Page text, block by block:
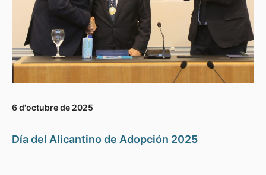
6 d'octubre de 2025
Día del Alicantino de Adopción 2025